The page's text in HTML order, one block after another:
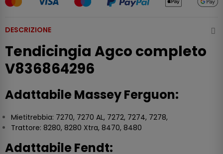
DESCRIZIONE
Tendicingia Agco completo
V836864296
Adattabile Massey Ferguon:
Mietitrebbia: 7270, 7270 AL, 7272, 7274, 7278,
Trattore: 8280, 8280 Xtra, 8470, 8480
Adattabile Fendt: